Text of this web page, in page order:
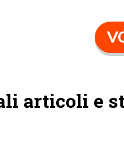
articoli e